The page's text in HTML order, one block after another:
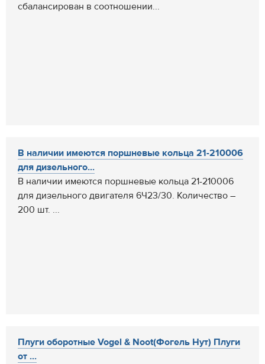
сбалансирован в соотношении...
В наличии имеются поршневые кольца 21-210006
для дизельного...
В наличии имеются поршневые кольца 21-210006
для дизельного двигателя 6Ч23/30. Количество –
200 шт. ...
Плуги оборотные Vogel & Noot(Фогель Нут) Плуги
от ...